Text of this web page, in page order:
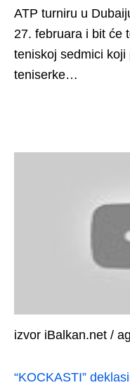
ATP turniru u
27. februara i bit će
teniskoj sedmici
teniserke…
izvor iBalkan.net /
“KOCKASTI”